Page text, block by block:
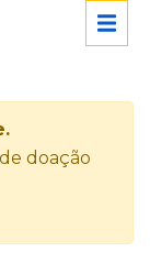
doação